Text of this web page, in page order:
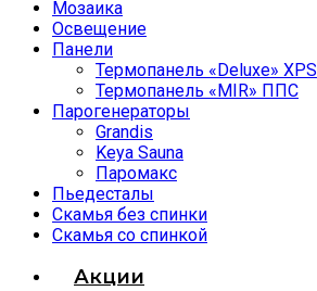
Мозаика
Освещение
Панели
Термопанель «Deluxe» XPS
Термопанель «MIR» ППС
Парогенераторы
Grandis
Keya Sauna
Паромакс
Пьедесталы
Скамья без спинки
Скамья со спинкой
Акции